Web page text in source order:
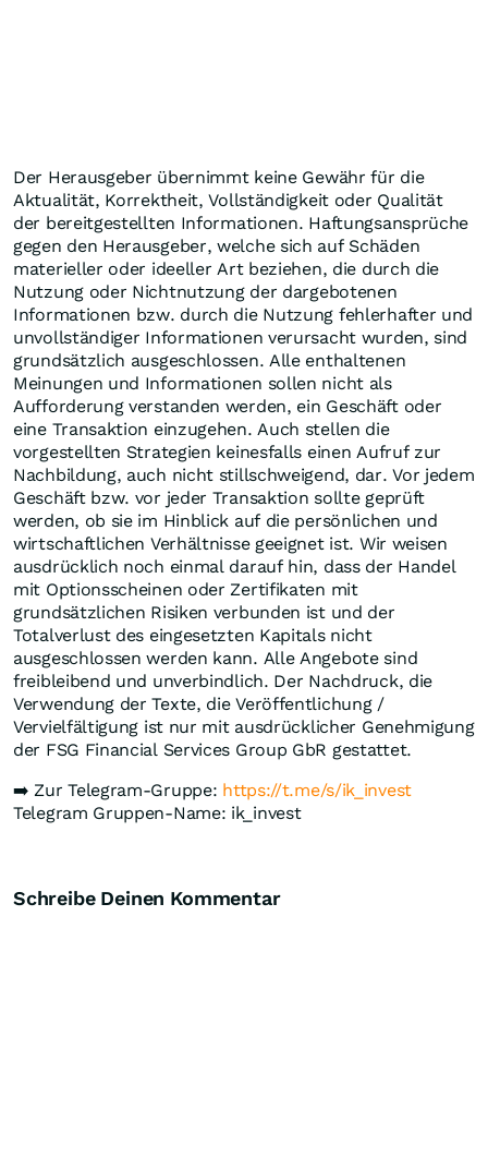
Der Herausgeber übernimmt keine Gewähr für die
Aktualität, Korrektheit, Vollständigkeit oder Qualität
der bereitgestellten Informationen. Haftungsansprüche
gegen den Herausgeber, welche sich auf Schäden
materieller oder ideeller Art beziehen, die durch die
Nutzung oder Nichtnutzung der dargebotenen
Informationen bzw. durch die Nutzung fehlerhafter und
unvollständiger Informationen verursacht wurden, sind
grundsätzlich ausgeschlossen. Alle enthaltenen
Meinungen und Informationen sollen nicht als
Aufforderung verstanden werden, ein Geschäft oder
eine Transaktion einzugehen. Auch stellen die
vorgestellten Strategien keinesfalls einen Aufruf zur
Nachbildung, auch nicht stillschweigend, dar. Vor jedem
Geschäft bzw. vor jeder Transaktion sollte geprüft
werden, ob sie im Hinblick auf die persönlichen und
wirtschaftlichen Verhältnisse geeignet ist. Wir weisen
ausdrücklich noch einmal darauf hin, dass der Handel
mit Optionsscheinen oder Zertifikaten mit
grundsätzlichen Risiken verbunden ist und der
Totalverlust des eingesetzten Kapitals nicht
ausgeschlossen werden kann. Alle Angebote sind
freibleibend und unverbindlich. Der Nachdruck, die
Verwendung der Texte, die Veröffentlichung /
Vervielfältigung ist nur mit ausdrücklicher Genehmigung
der FSG Financial Services Group GbR gestattet.
➡️ Zur Telegram-Gruppe: https://t.me/s/ik_invest
Telegram Gruppen-Name: ik_invest
Schreibe Deinen Kommentar